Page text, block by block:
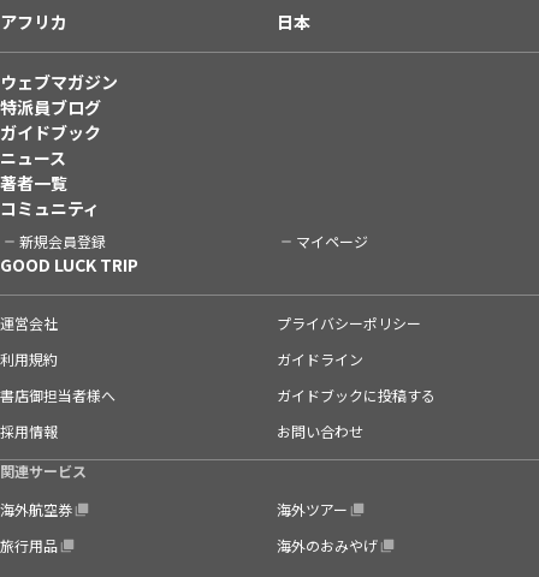
アフリカ
日本
ウェブマガジン
特派員ブログ
ガイドブック
ニュース
著者一覧
コミュニティ
新規会員登録 マイページ
GOOD LUCK TRIP
運営会社
プライバシーポリシー
利用規約
ガイドライン
書店御担当者様へ
ガイドブックに投稿する
採用情報
お問い合わせ
関連サービス
海外航空券
海外ツアー
旅行用品
海外のおみやげ